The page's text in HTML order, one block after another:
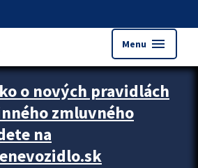
Menu menu
upútavok
o nových pravidlách
zmluvného
na